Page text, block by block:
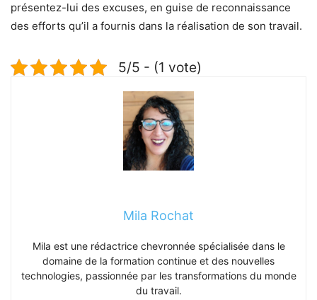
présentez-lui des excuses, en guise de reconnaissance
des efforts qu’il a fournis dans la réalisation de son travail.
5/5 - (1 vote)
Mila Rochat
Mila est une rédactrice chevronnée spécialisée dans le
domaine de la formation continue et des nouvelles
technologies, passionnée par les transformations du monde
du travail.